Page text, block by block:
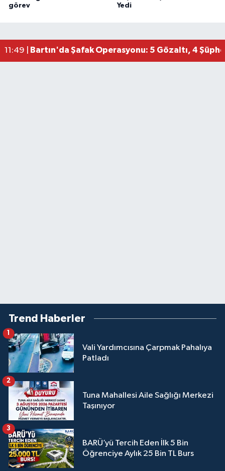
görev
Yedi
11:49 | Bartın'da Şafak Operasyonu: 5 Gözaltı, 4
Trend Haberler
Vali Yardımcısına Çarpmak Pahalıya
Patladı
1
Tuna Mahallesi Aile Sağlığı Merkezi
Taşınıyor
2
BARÜ’yü Tercih Eden İlk 5 Bin
Öğrenciye Aylık 25 Bin TL Burs
3